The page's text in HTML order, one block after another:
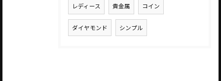
レディース 貴金属 コイン
ダイヤモンド シンプル